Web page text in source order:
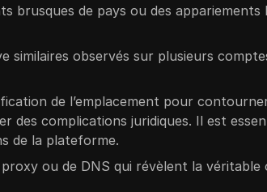
brusques de pays ou des
similaires observés sur plusieurs
de l’emplacement pour
des complications juridiques. Il est
de la plateforme.
ou de DNS qui révèlent la véritable